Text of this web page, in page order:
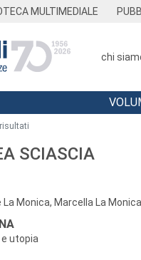
MULTIMEDIALE
chi
risultati
SCIASCIA
La Monica, Marcella La Monica
e utopia